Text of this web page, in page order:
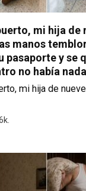
mi hija de
manos
pasaporte y se
no había nada
mi hija de